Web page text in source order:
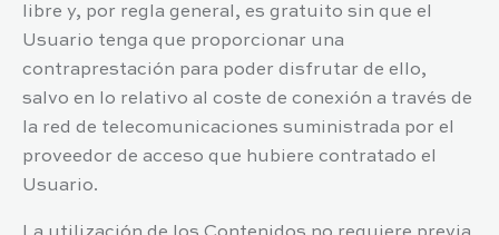
libre y, por regla general, es gratuito sin que el
Usuario tenga que proporcionar una
contraprestación para poder disfrutar de ello,
salvo en lo relativo al coste de conexión a través de
la red de telecomunicaciones suministrada por el
proveedor de acceso que hubiere contratado el
Usuario.